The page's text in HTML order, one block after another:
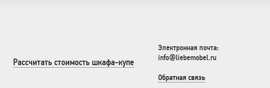
Рассчитать стоимость шкафа-купе
Электронная почта:
info@liebemobel.ru
Обратная связь